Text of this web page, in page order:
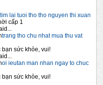
tim lai tuoi tho tho nguyen thi xuan
cấp 1
trang tho chu nhat mua thu vat
sức khỏe, vui!
oi ieutan man nhan ngay to chuc
sức khỏe, vui!